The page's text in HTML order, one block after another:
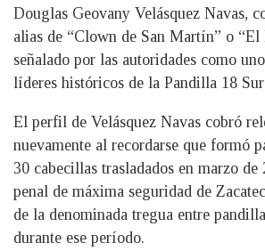
Douglas Geovany Velásquez Navas,
alias de “Clown de San Martín” o “El
señalado por las autoridades como
líderes históricos de la Pandilla 18
El perfil de Velásquez Navas cobró
nuevamente al recordarse que formó
30 cabecillas trasladados en marzo de
penal de máxima seguridad de
de la denominada tregua entre
durante ese período.